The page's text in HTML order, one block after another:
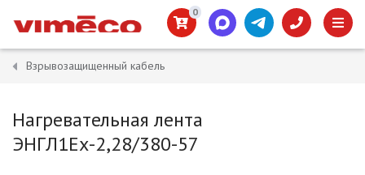
0
Взрывозащищенный кабель
Нагревательная лента
ЭНГЛ1Ех-2,28/380-57